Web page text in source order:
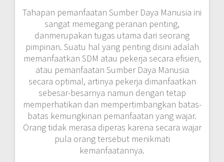
Tahapan pemanfaatan Sumber Daya Manusia ini
sangat memegang peranan penting,
danmerupakan tugas utama dari seorang
pimpinan. Suatu hal yang penting disini adalah
memanfaatkan SDM atau pekerja secara efisien,
atau pemanfaatan Sumber Daya Manusia
secara optimal, artinya pekerja dimanfaatkan
sebesar-besarnya namun dengan tetap
memperhatikan dan mempertimbangkan batas-
batas kemungkinan pemanfaatan yang wajar.
Orang tidak merasa diperas karena secara wajar
pula orang tersebut menikmati
kemanfaatannya.